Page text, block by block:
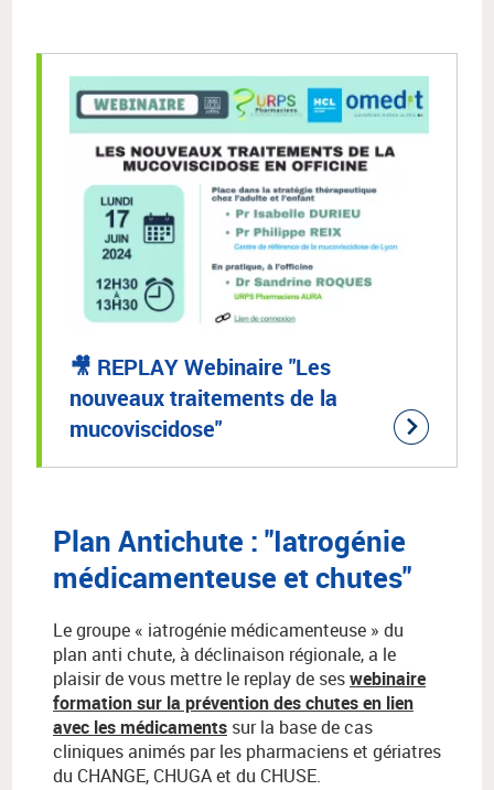
🎥 REPLAY Webinaire "Les
nouveaux traitements de la
mucoviscidose"
Plan Antichute : "Iatrogénie
médicamenteuse et chutes"
Le groupe « iatrogénie médicamenteuse » du
plan anti chute, à déclinaison régionale, a le
plaisir de vous mettre le replay de seswebinaire
formation sur la prévention des chutes en lien
avec les médicaments sur la base de cas
cliniques animés par les pharmaciens et gériatres
du CHANGE, CHUGA et du CHUSE.